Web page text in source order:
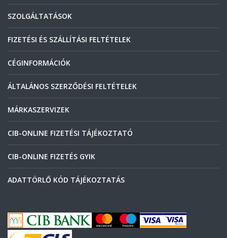
SZOLGÁLTATÁSOK
FIZETÉSI ÉS SZÁLLÍTÁSI FELTÉTELEK
CÉGINFORMÁCIÓK
ÁLTALÁNOS SZERZŐDÉSI FELTÉTELEK
MÁRKASZERVIZEK
CIB-ONLINE FIZETÉSI TÁJÉKOZTATÓ
CIB-ONLINE FIZETÉS GYIK
ADATTÖRLŐ KÓD TÁJÉKOZTATÁS